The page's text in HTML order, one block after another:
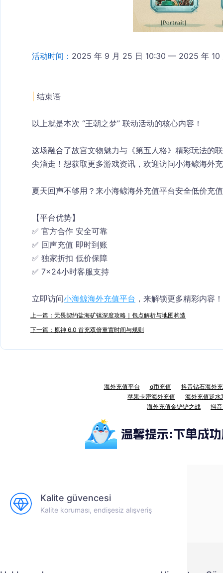
活动时间： 2025 年 9 月 25 日 10:30 — 2025 年 10
结束语
以上就是本次 “王朝之梦” 联动活动的核心内容！
这场融合了故宫文物魅力与《第五人格》精彩玩法的
尖溜走！想获取更多游戏资讯，欢迎访问小海鲸海外
夏天回声不够用？来小海鲸海外充值平台安全低价充
【平台优势】
✅ 官方合作 安全可靠
✅ 回声充值 即时到账
✅ 独家折扣 低价保障
✅ 7×24小时客服支持
立即访问小海鲸海外充值平台 ，来解锁更多精彩内容！
上一篇：无畏契约盐海矿镇深度攻略｜包点解析与地图构造
下一篇：原神 6.0 首充双倍重置时间与规则
海外充值平台 q币充值
抖音钻石海外
苹果卡密海外充值
海外充值逆水
海外充值金铲铲之战
抖
Kalite güvencesi
Kalite koruması, endişesiz alışveriş